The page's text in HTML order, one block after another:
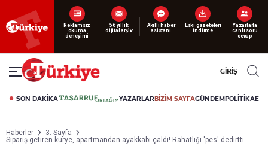
Yeni nesil dijital
abonelik 19 TL’den başlayan fiyatlarla.
GİRİŞ
SON DAKİKA YAZARLARBİZİM SAYFAGÜNDEMPOLİTİKA
Haberler
3. Sayfa
Sipariş getiren kurye, apartmandan ayakkabı çaldı! Rahatlığı 'pes' dedirtti